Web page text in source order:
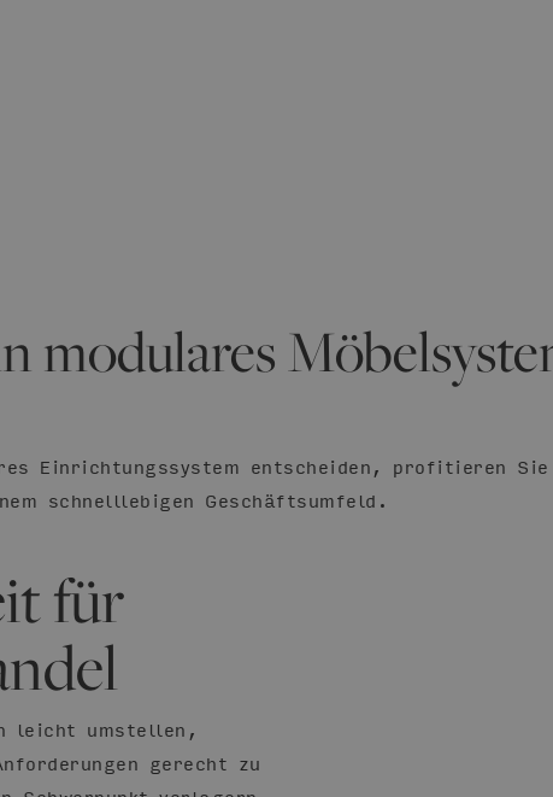
modulares
Einrichtungssystem entscheiden, profitieren
schnelllebigen Geschäftsumfeld.
für
leicht umstellen,
gerecht zu